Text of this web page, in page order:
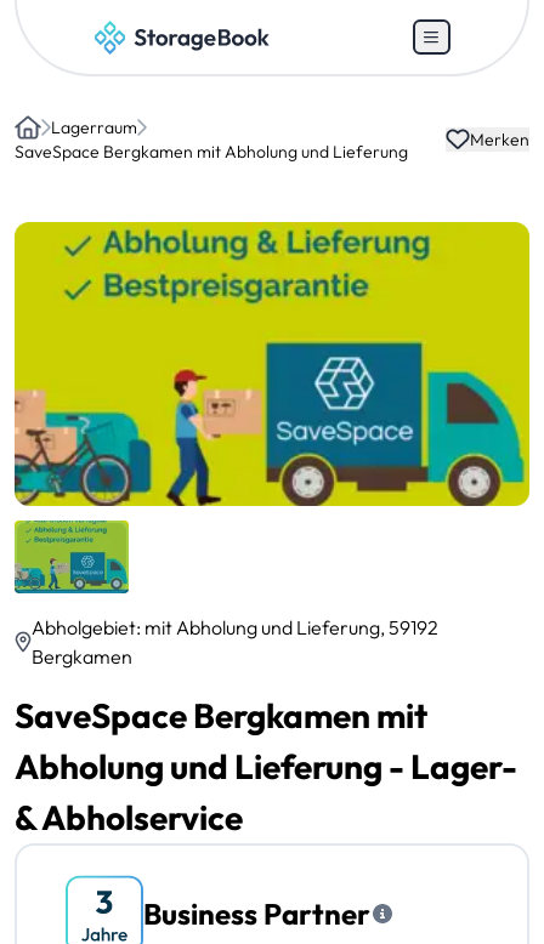
Home
Lagerraum
SaveSpace Bergkamen mit Abholung und Lieferung
Merken
Abholgebiet: mit Abholung und Lieferung, 59192
Bergkamen
SaveSpace Bergkamen mit
Abholung und Lieferung - Lager-
& Abholservice
Business Partner